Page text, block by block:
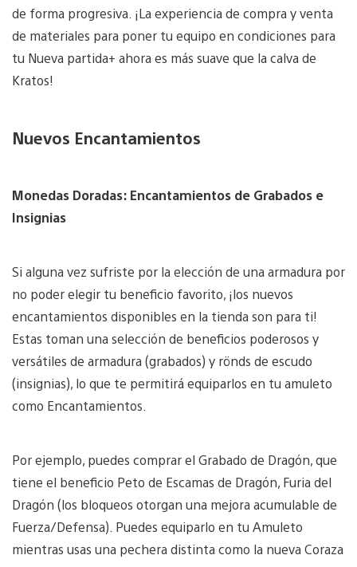
de forma progresiva. ¡La experiencia de compra y venta
de materiales para poner tu equipo en condiciones para
tu Nueva partida+ ahora es más suave que la calva de
Kratos!
Nuevos Encantamientos
Monedas Doradas: Encantamientos de Grabados e
Insignias
Si alguna vez sufriste por la elección de una armadura por
no poder elegir tu beneficio favorito, ¡los nuevos
encantamientos disponibles en la tienda son para ti!
Estas toman una selección de beneficios poderosos y
versátiles de armadura (grabados) y rönds de escudo
(insignias), lo que te permitirá equiparlos en tu amuleto
como Encantamientos.
Por ejemplo, puedes comprar el Grabado de Dragón, que
tiene el beneficio Peto de Escamas de Dragón, Furia del
Dragón (los bloqueos otorgan una mejora acumulable de
Fuerza/Defensa). Puedes equiparlo en tu Amuleto
mientras usas una pechera distinta como la nueva Coraza